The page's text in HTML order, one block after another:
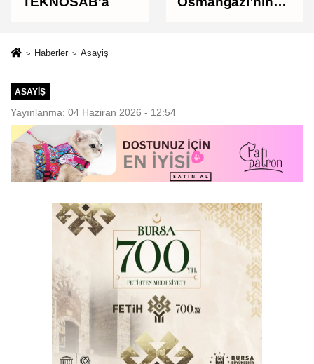
Haberler Asayiş
ASAYIŞ
Yayınlanma: 04 Haziran 2026 - 12:54